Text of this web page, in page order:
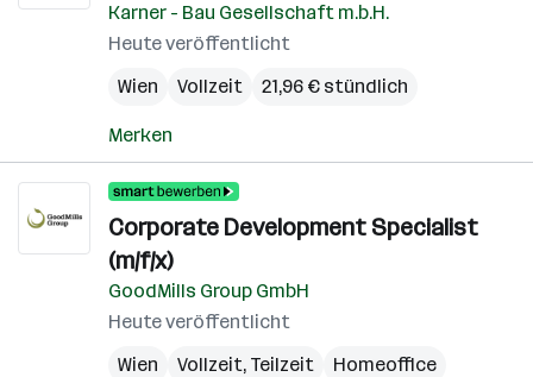
Karner - Bau Gesellschaft m.b.H.
Heute veröffentlicht
Wien
Vollzeit 21,96 € stündlich
Merken
Corporate Development Specialist
(m/f/x)
GoodMills Group GmbH
Heute veröffentlicht
Wien
Vollzeit, Teilzeit
Homeoffice